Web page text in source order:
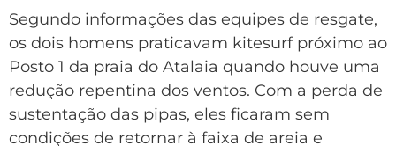
Segundo informações das equipes de resgate,
os dois homens praticavam kitesurf próximo ao
Posto 1 da praia do Atalaia quando houve uma
redução repentina dos ventos. Com a perda de
sustentação das pipas, eles ficaram sem
condições de retornar à faixa de areia e